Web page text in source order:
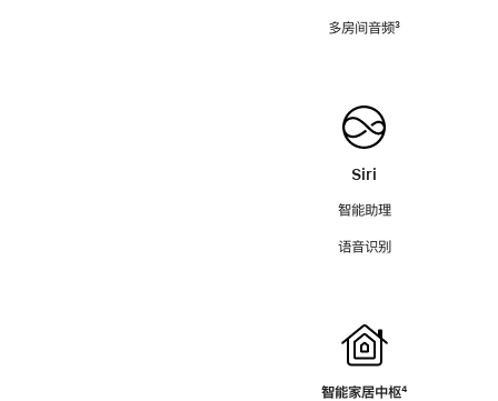
多房间音频脚
³
Siri
智能助理
语音识别
智能家居中枢脚
⁴